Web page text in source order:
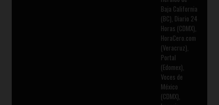
Baja California
(BC), Diario 24
Horas (CDMX),
HoraCero.com
(Veracruz),
Portal
(Edomex),
Voces de
México
(CDMX),